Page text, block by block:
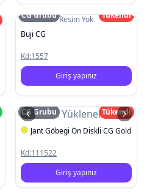
Resim Yok
CG Grubu
Tükendi
Buji CG
Kd:1557
Giriş yapınız
Resim Yüklenemedi
CG Grubu
Tükendi
Jant Göbegi Ön Diskli CG Gold
Kd:111522
Giriş yapınız